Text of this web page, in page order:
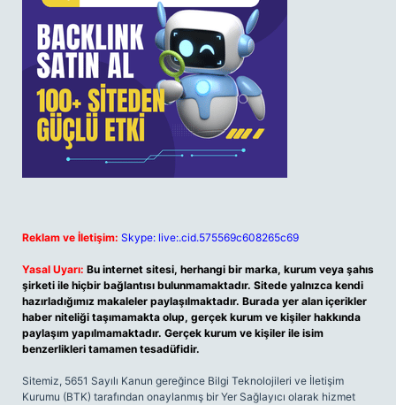
Reklam ve İletişim: Skype: live:.cid.575569c608265c69
Yasal Uyarı: Bu internet sitesi, herhangi bir marka, kurum veya şahıs
şirketi ile hiçbir bağlantısı bulunmamaktadır. Sitede yalnızca kendi
hazırladığımız makaleler paylaşılmaktadır. Burada yer alan içerikler
haber niteliği taşımamakta olup, gerçek kurum ve kişiler hakkında
paylaşım yapılmamaktadır. Gerçek kurum ve kişiler ile isim
benzerlikleri tamamen tesadüfidir.
Sitemiz, 5651 Sayılı Kanun gereğince Bilgi Teknolojileri ve İletişim
Kurumu (BTK) tarafından onaylanmış bir Yer Sağlayıcı olarak hizmet